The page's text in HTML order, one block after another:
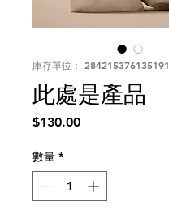
庫存單位： 284215376135191
此處是產品
$130.00價
數量 *